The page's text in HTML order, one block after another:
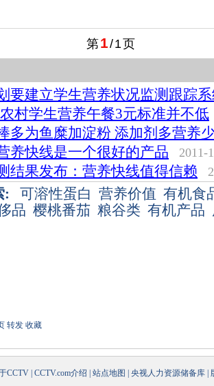
第1/1页
要建立学生营养状况监测跟踪
村学生营养午餐3元标准并不低
多为鱼糜加淀粉 添加剂多营养
养快线是一个很好的产品
2011-
结果发布：营养快线值得信赖
: 可溶性蛋白 营养价值 有机食
品 樱桃番茄 粮谷类 有机产品
转发 收藏
CCTV CCTV.com介绍 站点地图 央视人力资源储备库